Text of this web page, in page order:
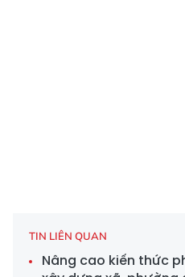
TIN LIÊN QUAN
Nâng cao kiến thức